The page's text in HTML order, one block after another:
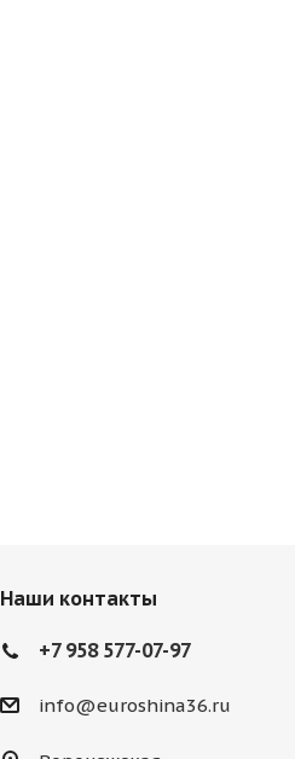
Наши контакты
+7 958 577-07-97
info@euroshina36.ru